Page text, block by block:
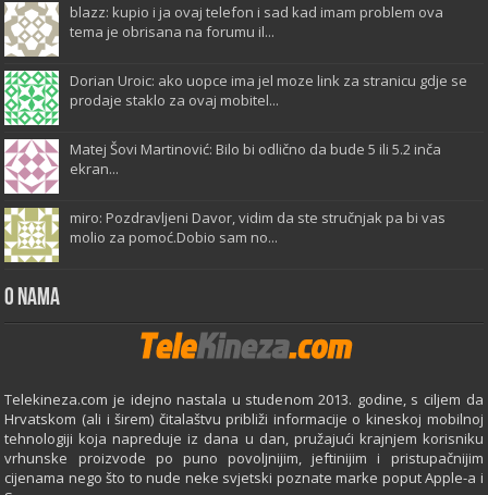
blazz: kupio i ja ovaj telefon i sad kad imam problem ova
tema je obrisana na forumu il...
Dorian Uroic: ako uopce ima jel moze link za stranicu gdje se
prodaje staklo za ovaj mobitel...
Matej Šovi Martinović: Bilo bi odlično da bude 5 ili 5.2 inča
ekran...
miro: Pozdravljeni Davor, vidim da ste stručnjak pa bi vas
molio za pomoć.Dobio sam no...
O Nama
Telekineza.com je idejno nastala u studenom 2013. godine, s ciljem da
Hrvatskom (ali i širem) čitalaštvu približi informacije o kineskoj mobilnoj
tehnologiji koja napreduje iz dana u dan, pružajući krajnjem korisniku
vrhunske proizvode po puno povoljnijim, jeftinijim i pristupačnijim
cijenama nego što to nude neke svjetski poznate marke poput Apple-a i